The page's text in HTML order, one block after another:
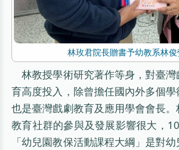
林玫君院長贈書予幼教系林
林教授學術研究著作等身，對臺
育高度投入，除曾擔任國內外多個
也是臺灣戲劇教育及應用學會會長
教育社群的參與及發展影響很大，
「幼兒園教保活動課程大綱」是對